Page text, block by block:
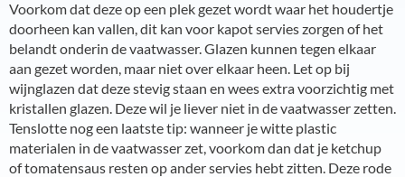
Voorkom dat deze op een plek gezet wordt waar het houdertje
doorheen kan vallen, dit kan voor kapot servies zorgen of het
belandt onderin de vaatwasser. Glazen kunnen tegen elkaar
aan gezet worden, maar niet over elkaar heen. Let op bij
wijnglazen dat deze stevig staan en wees extra voorzichtig met
kristallen glazen. Deze wil je liever niet in de vaatwasser zetten.
Tenslotte nog een laatste tip: wanneer je witte plastic
materialen in de vaatwasser zet, voorkom dan dat je ketchup
of tomatensaus resten op ander servies hebt zitten. Deze rode